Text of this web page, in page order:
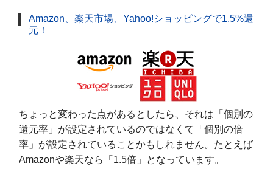
Amazon、楽天市場、Yahoo!ショッピングで1.5%還
元！
ちょっと変わった点があるとしたら、それは「個別の
還元率」が設定されているのではなくて「個別の倍
率」が設定されていることかもしれません。たとえば
Amazonや楽天なら「1.5倍」となっています。